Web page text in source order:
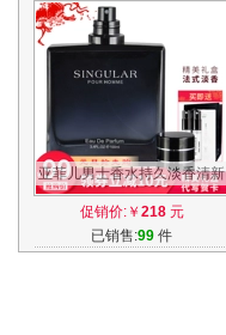
亚菲儿男士香水持久淡香清新
100ml法国专柜正品诱惑香水
男古龙水
促销价:￥ 218元
已销售:99 件